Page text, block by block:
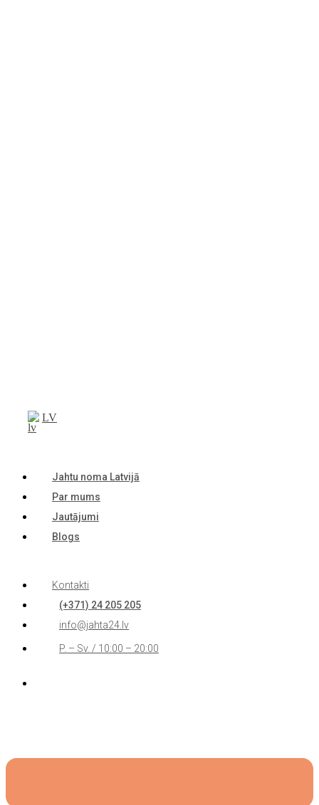
LV
Jahtu noma Latvijā
Par mums
Jautājumi
Blogs
Kontakti
(+371) 24 205 205
info@jahta24.lv
P. – Sv. / 10:00 – 20:00